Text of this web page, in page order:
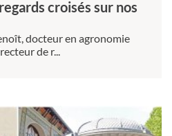
croisés sur nos
docteur en agronomie
de r...